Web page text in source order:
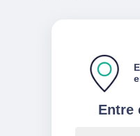
Entre